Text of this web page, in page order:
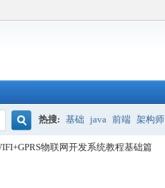
搜
热搜: 基础 java 前端 架构师
物联网开发系统教程基础篇